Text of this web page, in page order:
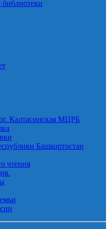
библиотеки
Калтасинская МЦРБ
Башкортостан
чтения